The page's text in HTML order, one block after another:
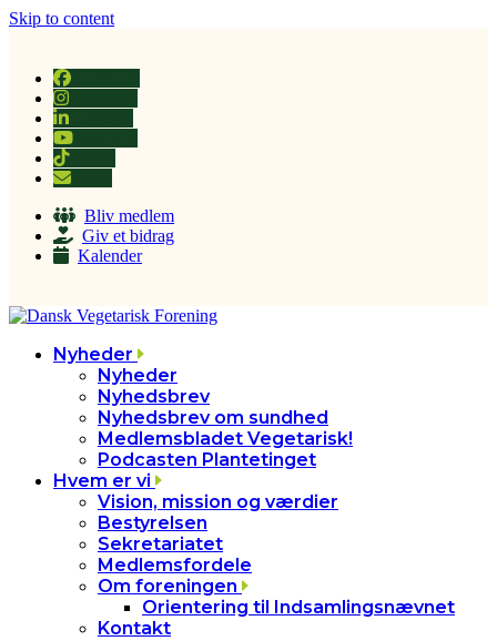
Skip to content
Tiktok
Bliv medlem
Giv et bidrag
Kalender
Nyheder
Nyheder
Nyhedsbrev
Nyhedsbrev om sundhed
Medlemsbladet Vegetarisk!
Podcasten Plantetinget
Hvem er vi
Vision, mission og værdier
Bestyrelsen
Sekretariatet
Medlemsfordele
Om foreningen
Orientering til Indsamlingsnævnet
Kontakt